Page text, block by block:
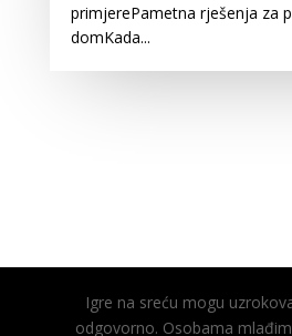
primjerePametna rješenja za
domKada...
Igre na sreću mogu
odgovorno. Osobama